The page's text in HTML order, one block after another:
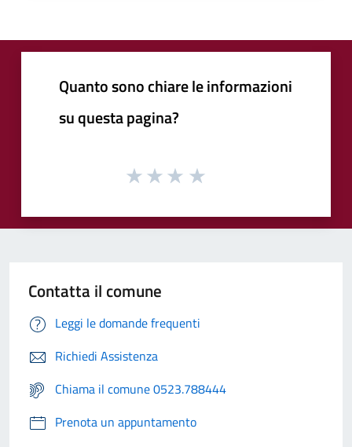
Quanto sono chiare le informazioni
su questa pagina?
Contatta il comune
Leggi le domande frequenti
Richiedi Assistenza
Chiama il comune 0523.788444
Prenota un appuntamento